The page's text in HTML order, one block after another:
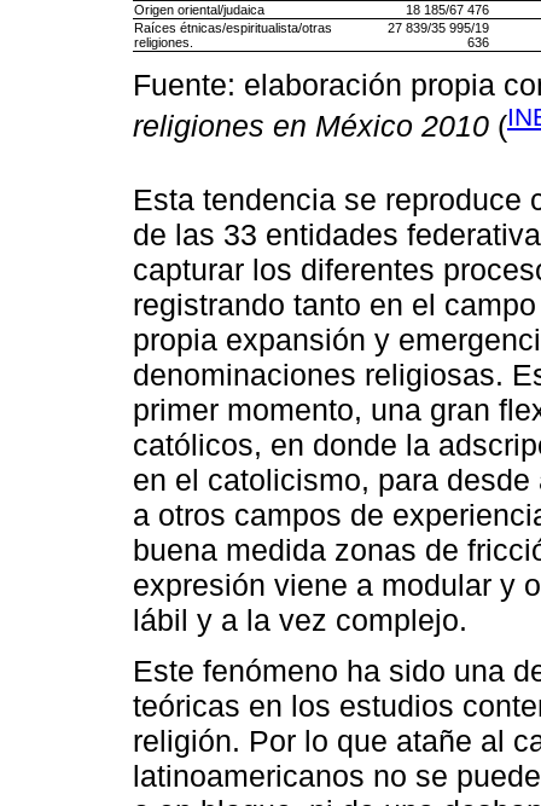
Origen oriental/judaica
18 185/67 476
Raíces étnicas/espiritualista/otras
religiones.
27 839/35 995/19
636
Fuente: elaboración propia
religiones en México 2010 (
Esta tendencia se reproduce
de las 33 entidades
capturar los diferentes
registrando tanto en el
propia expansión y
denominaciones religiosas.
primer momento, una gran
católicos, en donde la
en el catolicismo, para
a otros campos de
buena medida zonas de
expresión viene a modular y
lábil y a la vez complejo.
Este fenómeno ha sido una
teóricas en los estudios
religión. Por lo que atañe al
latinoamericanos no se